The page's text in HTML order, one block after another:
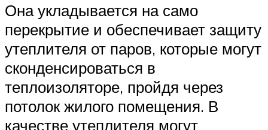
Она укладывается на само
перекрытие и обеспечивает защиту
утеплителя от паров, которые могут
сконденсироваться в
теплоизоляторе, пройдя через
потолок жилого помещения. В
качестве утеплителя могут